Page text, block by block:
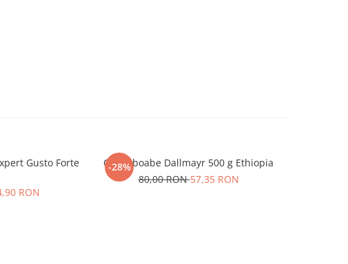
Gusto Forte
RON
-28%
Cafea boabe Dallmayr 500 g Ethiopia
80,00 RON57,35 RON